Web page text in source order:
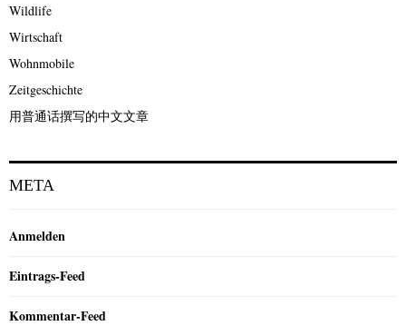
Wildlife
Wirtschaft
Wohnmobile
Zeitgeschichte
用普通话撰写的中文文章
META
Anmelden
Eintrags-Feed
Kommentar-Feed